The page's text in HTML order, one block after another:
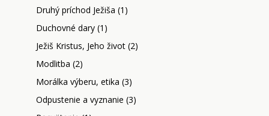
Druhý príchod Ježiša (1)
Duchovné dary(1)
Ježiš Kristus, Jeho život(2)
Modlitba (2)
Morálka výberu, etika (3)
Odpustenie a vyznanie (3)